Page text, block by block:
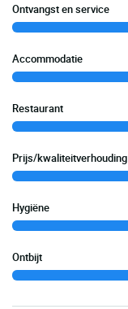
Ontvangst en service
Accommodatie
Restaurant
Prijs/kwaliteitverhouding
Hygiëne
Ontbijt